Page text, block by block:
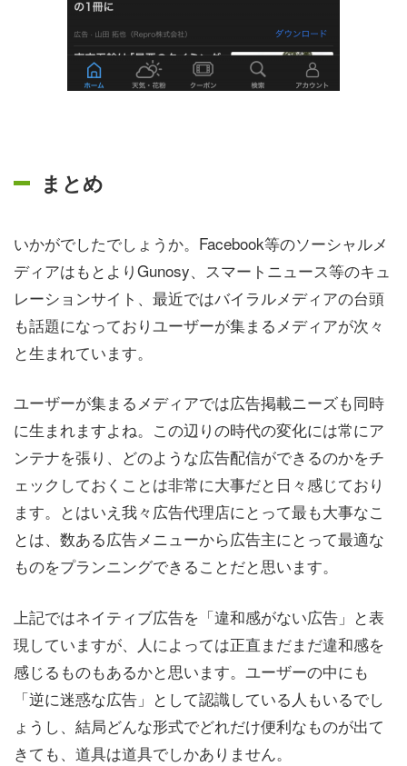
まとめ
いかがでしたでしょうか。Facebook等のソーシャルメ
ディアはもとよりGunosy、スマートニュース等のキュ
レーションサイト、最近ではバイラルメディアの台頭
も話題になっておりユーザーが集まるメディアが次々
と生まれています。
ユーザーが集まるメディアでは広告掲載ニーズも同時
に生まれますよね。この辺りの時代の変化には常にア
ンテナを張り、どのような広告配信ができるのかをチ
ェックしておくことは非常に大事だと日々感じており
ます。とはいえ我々広告代理店にとって最も大事なこ
とは、数ある広告メニューから広告主にとって最適な
ものをプランニングできることだと思います。
上記ではネイティブ広告を「違和感がない広告」と表
現していますが、人によっては正直まだまだ違和感を
感じるものもあるかと思います。ユーザーの中にも
「逆に迷惑な広告」として認識している人もいるでし
ょうし、結局どんな形式でどれだけ便利なものが出て
きても、道具は道具でしかありません。